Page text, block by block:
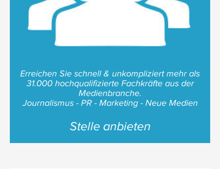
Erreichen Sie schnell & unkompliziert mehr als
31.000 hochqualifizierte Fachkräfte aus der
Medienbranche.
Journalismus - PR - Marketing - Neue Medien
Stelle anbieten